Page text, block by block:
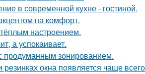
в современной кухне - гостиной.
на комфорт.
настроением.
а успокаивает.
продуманным зонированием.
резинках окна появляется чаще